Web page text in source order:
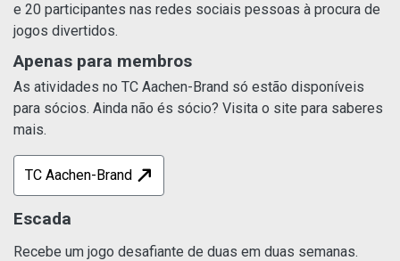
e 20 participantes nas redes sociais pessoas à procura de
jogos divertidos.
Apenas para membros
As atividades no TC Aachen-Brand só estão disponíveis
para sócios. Ainda não és sócio? Visita o site para saberes
mais.
TC Aachen-Brand
Escada
Recebe um jogo desafiante de duas em duas semanas.